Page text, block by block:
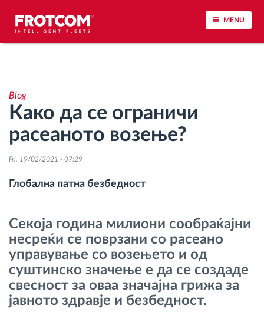
MENU
Анализа на возачкото однесување
Следење на времетраењето на возењето
Управување со работната сила
Контрола на пристап
Управување со горивото
Планирање и следење на рутите
Blog
Како да се ограничи
расеаното возење?
Fri, 19/02/2021 - 07:29
Глобална патна безбедност
Секоја година милиони сообраќајни
несреќи се поврзани со расеано
управување со возењето и од
суштинско значење е да се создаде
свесност за оваа значајна грижа за
јавното здравје и безбедност.